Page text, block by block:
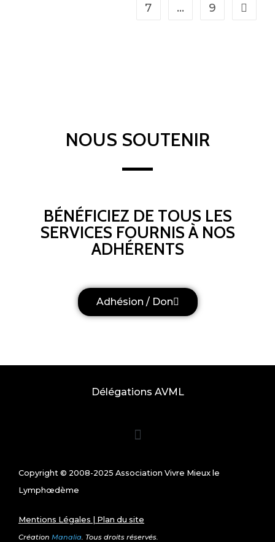
7
… 9
NOUS SOUTENIR
BÉNÉFICIEZ DE TOUS LES
SERVICES FOURNIS À NOS
ADHÉRENTS
Adhésion / Don
Copyright © 2008-2025 Association Vivre Mieux le
Lymphœdème
Mentions Légales | Plan du site
Création Manalia . Tous droits réservés.
Délégations AVML